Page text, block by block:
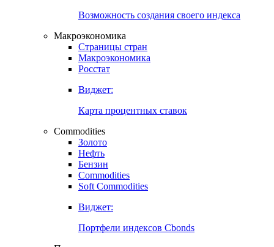
Возможность создания своего индекса
Макроэкономика
Страницы стран
Макроэкономика
Росстат
Виджет:
Карта процентных ставок
Commodities
Золото
Нефть
Бензин
Commodities
Soft Commodities
Виджет:
Портфели индексов Cbonds